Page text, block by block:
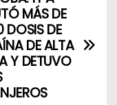
MÁS DE
DE
DE ALTA
Y DETUVO